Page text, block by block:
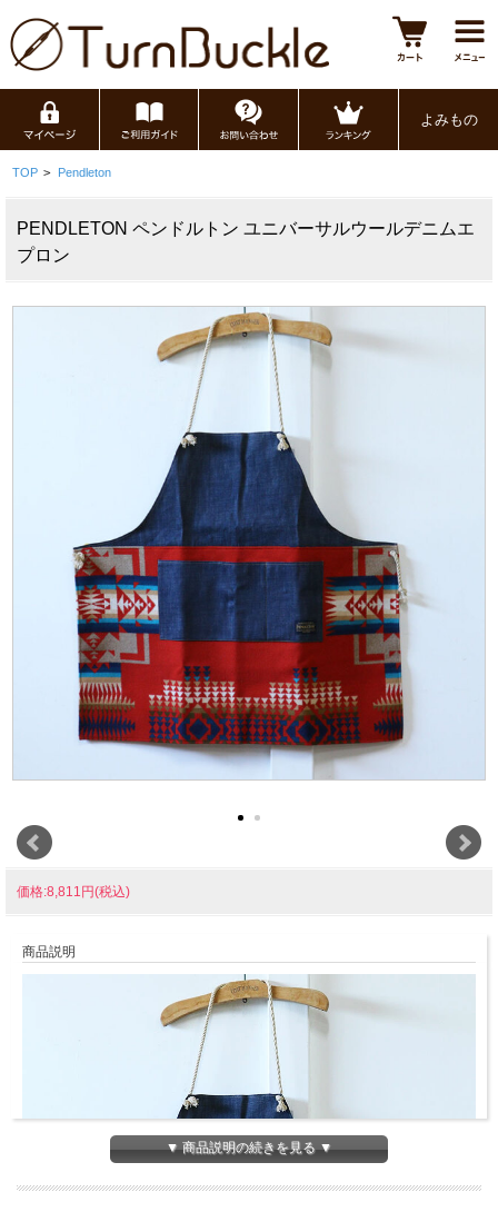
よみもの
TOP > Pendleton
PENDLETON ペンドルトン ユニバーサルウールデニムエ
プロン
価格:8,811円(税込)
商品説明
▼ 商品説明の続きを見る ▼